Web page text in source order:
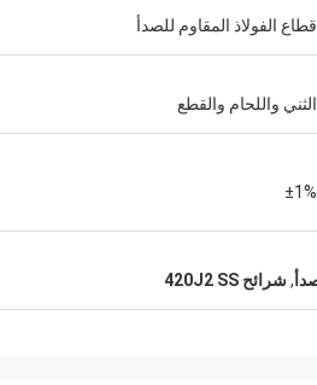
الوقت المناسب ،قطاع الفولاذ المقاوم للصدأ
الثني واللحام والقطع
±1%
,شرائح 420J2 SS